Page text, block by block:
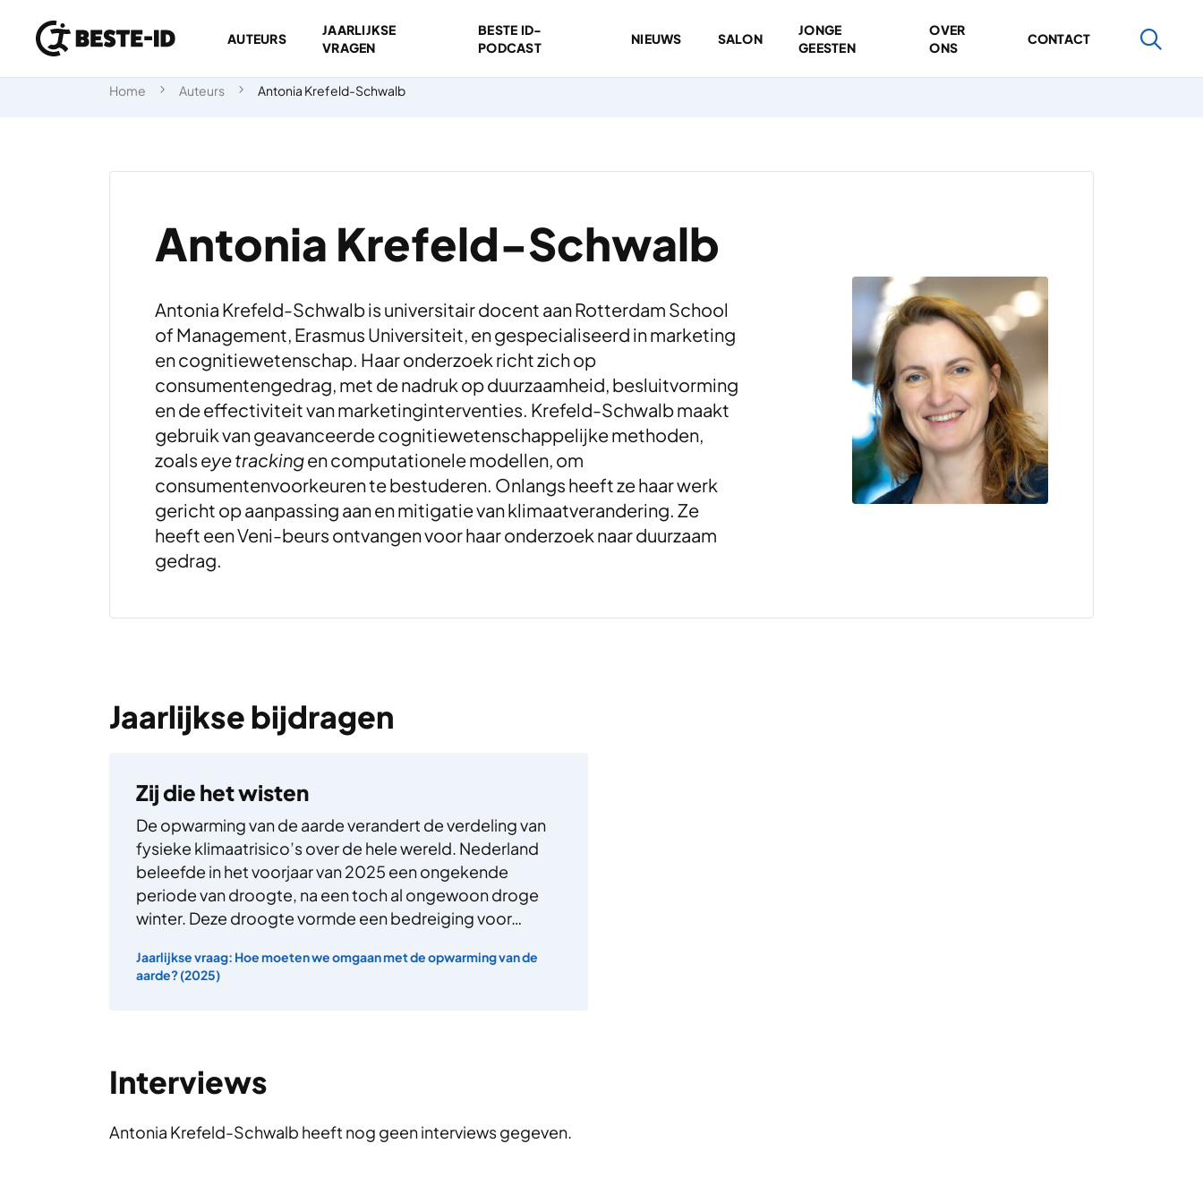
Ga naar inhoud
AUTEURS
JAARLIJKSE
VRAGEN
BESTE ID-
PODCAST
NIEUWS SALON
JONGE
GEESTEN
OVER
ONS
CONTACT
Home Auteurs Antonia Krefeld-Schwalb
Antonia Krefeld-Schwalb
Antonia Krefeld-Schwalb is universitair docent aan Rotterdam School
of Management, Erasmus Universiteit, en gespecialiseerd in marketing
en cognitiewetenschap. Haar onderzoek richt zich op
consumentengedrag, met de nadruk op duurzaamheid, besluitvorming
en de effectiviteit van marketinginterventies. Krefeld-Schwalb maakt
gebruik van geavanceerde cognitiewetenschappelijke methoden,
zoals eye trackingen computationele modellen, om
consumentenvoorkeuren te bestuderen. Onlangs heeft ze haar werk
gericht op aanpassing aan en mitigatie van klimaatverandering. Ze
heeft een Veni-beurs ontvangen voor haar onderzoek naar duurzaam
gedrag.
Jaarlijkse bijdragen
Zij die het wisten
De opwarming van de aarde verandert de verdeling van
fysieke klimaatrisico’s over de hele wereld. Nederland
beleefde in het voorjaar van 2025 een ongekende
periode van droogte, na een toch al ongewoon droge
winter. Deze droogte vormde een bedreiging voor…
Jaarlijkse vraag: Hoe moeten we omgaan met de opwarming van de
aarde? (2025)
Interviews
Antonia Krefeld-Schwalb heeft nog geen interviews gegeven.